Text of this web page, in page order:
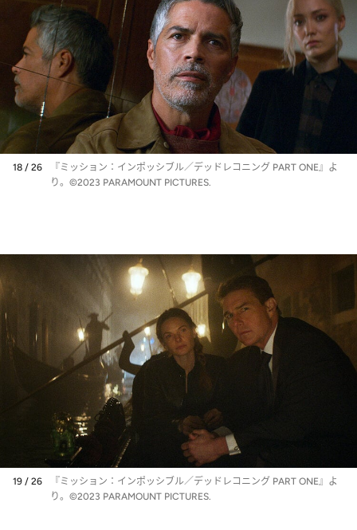
18 / 26
『ミッション：インポッシブル／デッドレコニング PART ONE』よ
り。©2023 PARAMOUNT PICTURES.
19 / 26
『ミッション：インポッシブル／デッドレコニング PART ONE』よ
り。©2023 PARAMOUNT PICTURES.